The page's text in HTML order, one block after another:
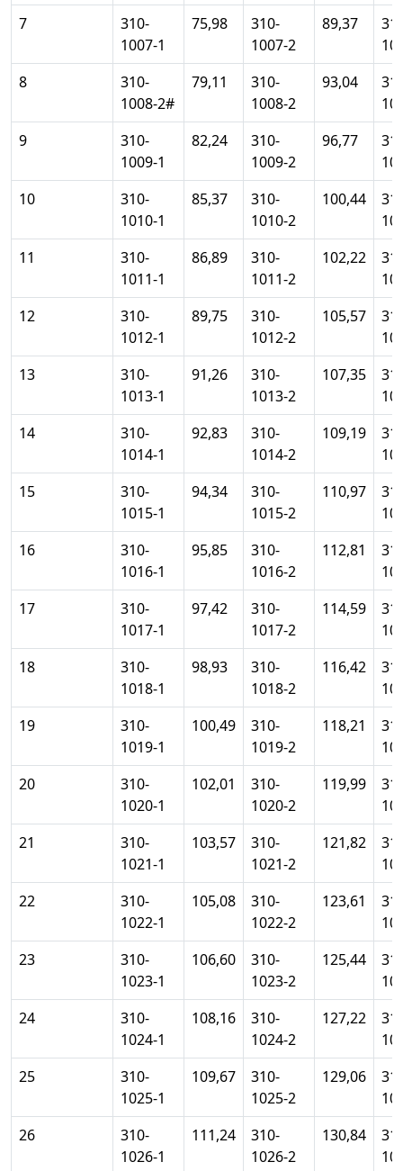
7
310-
1007-1
75,98
310-
1007-2
89,37
8
310-
1008-2#
79,11
310-
1008-2
93,04
9
310-
1009-1
82,24
310-
1009-2
96,77
10
310-
1010-1
85,37
310-
1010-2
100,44
11
310-
1011-1
86,89
310-
1011-2
102,22
12
310-
1012-1
89,75
310-
1012-2
105,57
13
310-
1013-1
91,26
310-
1013-2
107,35
14
310-
1014-1
92,83
310-
1014-2
109,19
15
310-
1015-1
94,34
310-
1015-2
110,97
16
310-
1016-1
95,85
310-
1016-2
112,81
17
310-
1017-1
97,42
310-
1017-2
114,59
18
310-
1018-1
98,93
310-
1018-2
116,42
19
310-
1019-1
100,49
310-
1019-2
118,21
20
310-
1020-1
102,01
310-
1020-2
119,99
21
310-
1021-1
103,57
310-
1021-2
121,82
22
310-
1022-1
105,08
310-
1022-2
123,61
23
310-
1023-1
106,60
310-
1023-2
125,44
24
310-
1024-1
108,16
310-
1024-2
127,22
25
310-
1025-1
109,67
310-
1025-2
129,06
26
310-
1026-1
111,24
310-
1026-2
130,84